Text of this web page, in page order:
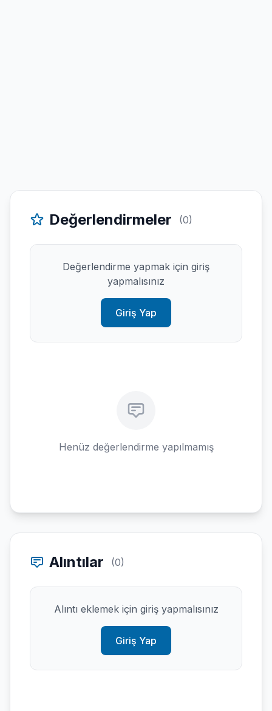
Değerlendirmeler (0)
Değerlendirme yapmak için giriş
yapmalısınız
Giriş Yap
Henüz değerlendirme yapılmamış
Alıntılar (0)
Alıntı eklemek için giriş yapmalısınız
Giriş Yap